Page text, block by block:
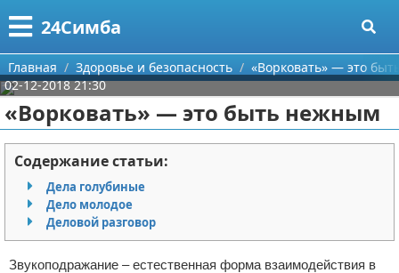
24Симба
Меню
Главная
Категории
Государство и право
Причинение вреда
Иммиграция
Здоровье и безопасность
Поиск
О проекте
Контакты
Сотрудничество
Главная Здоровье и безопасность
«Ворковать» — это
02-12-2018 21:30
«Ворковать» — это быть нежным
Содержание статьи:
Дела голубиные
Дело молодое
Деловой разговор
Звукоподражание – естественная форма взаимодействия в